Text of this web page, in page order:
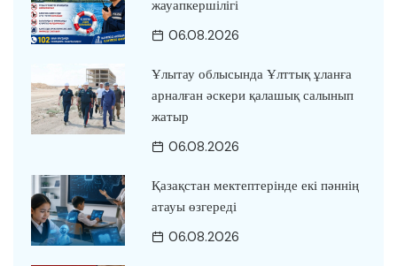
жауапкершілігі
06.08.2026
Ұлытау облысында Ұлттық ұланға
арналған әскери қалашық салынып
жатыр
06.08.2026
Қазақстан мектептерінде екі пәннің
атауы өзгереді
06.08.2026